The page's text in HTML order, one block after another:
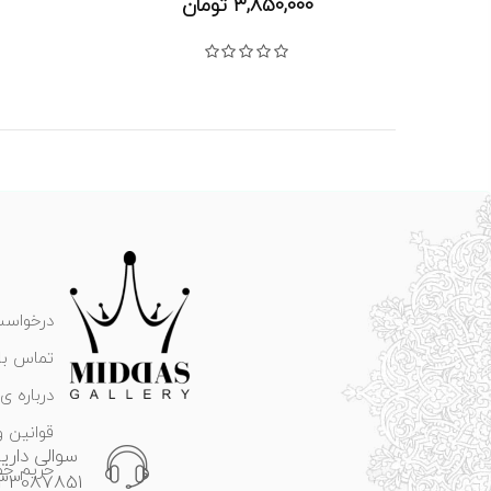
نمره0از 5
سوالی
تماس
درباره
حریم